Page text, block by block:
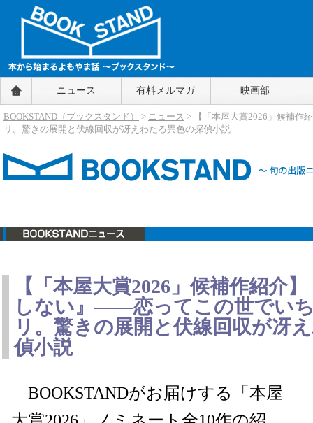
BOOKSTAND（ブックスタンド）
～本から始まるよもやま話～
BOOKSTAND（ブ
ックスタンド）
ニュース 有料メルマガ 映画部
BOOKSTAND（ブックスタンド） > ニュース > 【「本屋大賞2026」候補作
リ。驚きの展開と伏線回収が冴えわたる異色の探偵小説
【「本屋大賞2026」候補作紹介
しない』――恋ってこの世でい
リ。驚きの展開と伏線回収が冴
偵小説
BOOKSTANDがお届けする「本屋